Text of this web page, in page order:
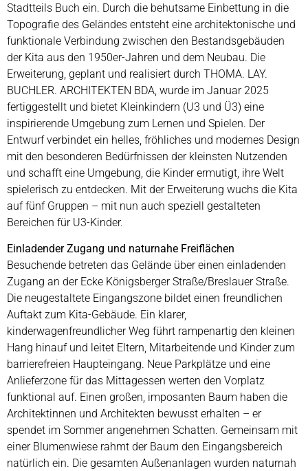
Stadtteils Buch ein. Durch die behutsame Einbettung in die
Topografie des Geländes entsteht eine architektonische und
funktionale Verbindung zwischen den Bestandsgebäuden
der Kita aus den 1950er-Jahren und dem Neubau. Die
Erweiterung, geplant und realisiert durch THOMA. LAY.
BUCHLER. ARCHITEKTEN BDA, wurde im Januar 2025
fertiggestellt und bietet Kleinkindern (U3 und Ü3) eine
inspirierende Umgebung zum Lernen und Spielen. Der
Entwurf verbindet ein helles, fröhliches und modernes Design
mit den besonderen Bedürfnissen der kleinsten Nutzenden
und schafft eine Umgebung, die Kinder ermutigt, ihre Welt
spielerisch zu entdecken. Mit der Erweiterung wuchs die Kita
auf fünf Gruppen – mit nun auch speziell gestalteten
Bereichen für U3-Kinder.
Einladender Zugang und naturnahe Freiflächen
Besuchende betreten das Gelände über einen einladenden
Zugang an der Ecke Königsberger Straße/Breslauer Straße.
Die neugestaltete Eingangszone bildet einen freundlichen
Auftakt zum Kita-Gebäude. Ein klarer,
kinderwagenfreundlicher Weg führt rampenartig den kleinen
Hang hinauf und leitet Eltern, Mitarbeitende und Kinder zum
barrierefreien Haupteingang. Neue Parkplätze und eine
Anlieferzone für das Mittagessen werten den Vorplatz
funktional auf. Einen großen, imposanten Baum haben die
Architektinnen und Architekten bewusst erhalten – er
spendet im Sommer angenehmen Schatten. Gemeinsam mit
einer Blumenwiese rahmt der Baum den Eingangsbereich
natürlich ein. Die gesamten Außenanlagen wurden naturnah